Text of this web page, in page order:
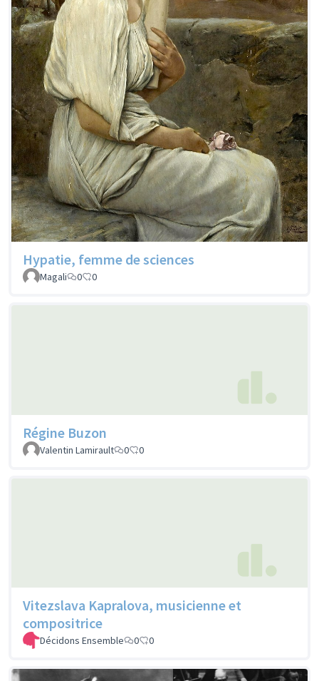
Hypatie, femme de sciences
Magali 0 0
Régine Buzon
Valentin Lamirault 0 0
Vitezslava Kapralova, musicienne et
compositrice
Décidons Ensemble 0 0